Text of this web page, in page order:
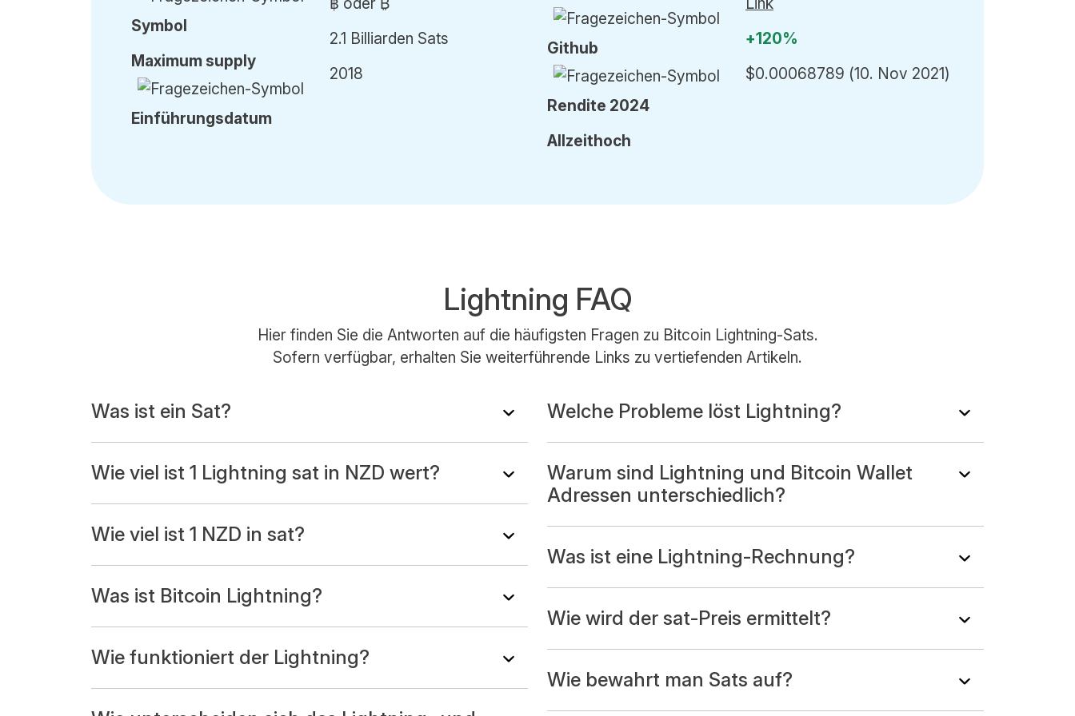
Symbol
Maximum supply
Einführungsdatum
2.1 Billiarden Sats
2018
Github
Rendite 2024
Allzeithoch
+120%
$0.00068789 (10. Nov 2021)
Lightning FAQ
Hier finden Sie die Antworten auf die häufigsten Fragen zu Bitcoin Lightning-Sats.
Sofern verfügbar, erhalten Sie weiterführende Links zu vertiefenden Artikeln.
Was ist ein Sat?
Wie viel ist 1 Lightning sat in NZD wert?
Wie viel ist 1 NZD in sat?
Was ist Bitcoin Lightning?
Wie funktioniert der Lightning?
Welche Probleme löst Lightning?
Warum sind Lightning und Bitcoin Wallet
Adressen unterschiedlich?
Was ist eine Lightning-Rechnung?
Wie wird der sat-Preis ermittelt?
Wie bewahrt man Sats auf?